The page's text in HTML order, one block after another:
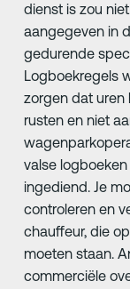
dienst is zou
aangegeven in
gedurende
Logboekregels
zorgen dat
rusten en niet
valse
ingediend. Je
controleren en
chauffeur, die
moeten staan.
commerciële